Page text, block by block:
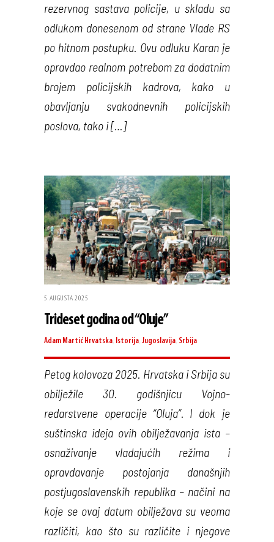
rezervnog sastava policije, u skladu sa
odlukom donesenom od strane Vlade RS
po hitnom postupku. Ovu odluku Karan je
opravdao realnom potrebom za dodatnim
brojem policijskih kadrova, kako u
obavljanju svakodnevnih policijskih
poslova, tako i […]
5 AUGUSTA 2025
Trideset godina od “Oluje”
Adam Martić Hrvatska Istorija ,Jugoslavija Srbija
Petog kolovoza 2025. Hrvatska i Srbija su
obilježile 30. godišnjicu Vojno-
redarstvene operacije “Oluja”. I dok je
suštinska ideja ovih obilježavanja ista –
osnaživanje vladajućih režima i
opravdavanje postojanja današnjih
postjugoslavenskih republika – načini na
koje se ovaj datum obilježava su veoma
različiti, kao što su različite i njegove